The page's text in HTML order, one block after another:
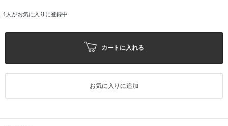
1 人がお気に入りに登録中
カートに入れる
お気に入りに追加